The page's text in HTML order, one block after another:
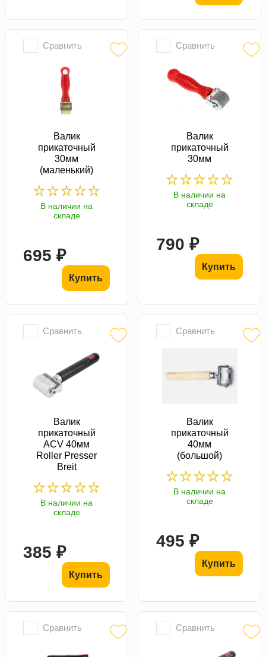
Сравнить
Валик
прикаточный
30мм
(маленький)
В наличии на
складе
695 ₽
Купить
Сравнить
Валик
прикаточный
30мм
В наличии на
складе
790 ₽
Купить
Сравнить
Валик
прикаточный
ACV 40мм
Roller Presser
Breit
В наличии на
складе
385 ₽
Купить
Сравнить
Валик
прикаточный
40мм
(большой)
В наличии на
складе
495 ₽
Купить
Сравнить Сравнить